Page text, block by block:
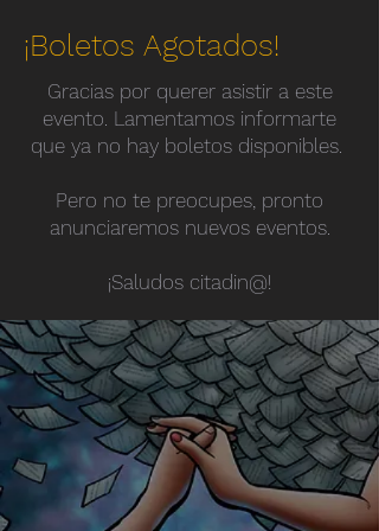
¡Boletos Agotados!
Gracias por querer asistir a este
evento. Lamentamos informarte
que ya no hay boletos disponibles.
Pero no te preocupes, pronto
anunciaremos nuevos eventos.
¡Saludos citadin@!